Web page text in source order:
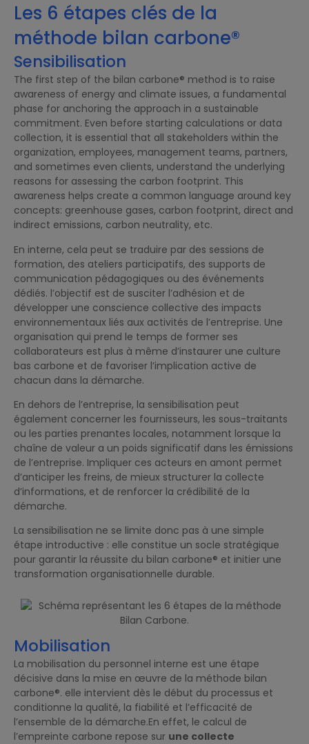
Les 6 étapes clés de la
méthode bilan carbone®
Sensibilisation
The first step of the bilan carbone® method is to raise
awareness of energy and climate issues, a fundamental
phase for anchoring the approach in a sustainable
commitment. Even before starting calculations or data
collection, it is essential that all stakeholders within the
organization, employees, management teams, partners,
and sometimes even clients, understand the underlying
reasons for assessing the carbon footprint. This
awareness helps create a common language around key
concepts: greenhouse gases, carbon footprint, direct and
indirect emissions, carbon neutrality, etc.
En interne, cela peut se traduire par des sessions de
formation, des ateliers participatifs, des supports de
communication pédagogiques ou des événements
dédiés. l’objectif est de susciter l’adhésion et de
développer une conscience collective des impacts
environnementaux liés aux activités de l’entreprise. Une
organisation qui prend le temps de former ses
collaborateurs est plus à même d’instaurer une culture
bas carbone et de favoriser l’implication active de
chacun dans la démarche.
En dehors de l’entreprise, la sensibilisation peut
également concerner les fournisseurs, les sous-traitants
ou les parties prenantes locales, notamment lorsque la
chaîne de valeur a un poids significatif dans les émissions
de l’entreprise. Impliquer ces acteurs en amont permet
d’anticiper les freins, de mieux structurer la collecte
d’informations, et de renforcer la crédibilité de la
démarche.
La sensibilisation ne se limite donc pas à une simple
étape introductive : elle constitue un socle stratégique
pour garantir la réussite du bilan carbone® et initier une
transformation organisationnelle durable.
Mobilisation
La mobilisation du personnel interne est une étape
décisive dans la mise en œuvre de la méthode bilan
carbone®. elle intervient dès le début du processus et
conditionne la qualité, la fiabilité et l’efficacité de
l’ensemble de la démarche.En effet, le calcul de
l’empreinte carbone repose sur une collecte